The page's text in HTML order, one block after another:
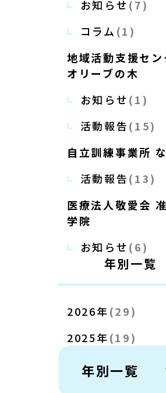
お知らせ(7)
コラム (1)
地域活動支援セン
オリーブの木
お知らせ(1)
活動報告(15)
自立訓練事業所
活動報告(13)
医療法人敬愛会
学院
お知らせ(6)
年別一覧
2026年(29)
2025年(19)
年別一覧